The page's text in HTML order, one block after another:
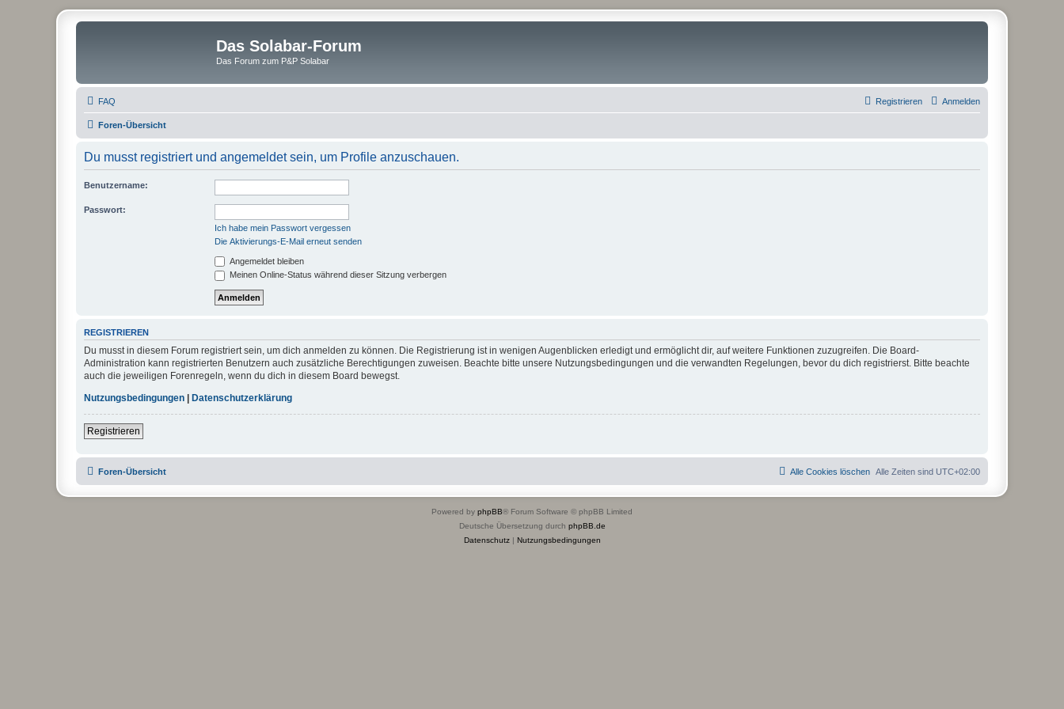
Das Solabar-Forum
Das Forum zum P&P Solabar
FAQ Anmelden
Registrieren
Foren-Übersicht
Du musst registriert und angemeldet sein, um Profile anzuschauen.
Benutzername:
Passwort:
Ich habe mein Passwort vergessen
Die Aktivierungs-E-Mail erneut senden
Angemeldet bleiben
Meinen Online-Status während dieser Sitzung verbergen
REGISTRIEREN
Du musst in diesem Forum registriert sein, um dich anmelden zu können. Die Registrierung ist in wenigen Augenblicken erledigt und ermöglicht dir, auf weitere Funktionen zuzugreifen. Die Board-
Administration kann registrierten Benutzern auch zusätzliche Berechtigungen zuweisen. Beachte bitte unsere Nutzungsbedingungen und die verwandten Regelungen, bevor du dich registrierst. Bitte beachte
auch die jeweiligen Forenregeln, wenn du dich in diesem Board bewegst.
Nutzungsbedingungen
Datenschutzerklärung
Registrieren
Foren-Übersicht Alle Zeiten sind UTC+02:00
Alle Cookies löschen
Powered by phpBB® Forum Software © phpBB Limited
Deutsche Übersetzung durch phpBB.de
Datenschutz| Nutzungsbedingungen